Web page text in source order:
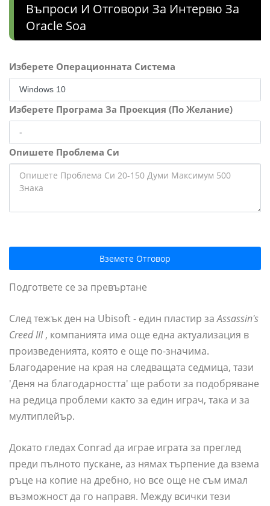
Въпроси И Отговори За Интервю За
Oracle Soa
Изберете Операционната Система
Изберете Програма За Проекция (По Желание)
Опишете Проблема Си
Вземете Отговор
Подгответе се за превъртане
След тежък ден на Ubisoft - един пластир заAssassin's
Creed III, компанията има още една актуализация в
произведенията, която е още по-значима.
Благодарение на края на следващата седмица, тази
'Деня на благодарността' ще работи за подобряване
на редица проблеми както за един играч, така и за
мултиплейър.
Докато гледах Conrad да играе играта за преглед
преди пълното пускане, аз нямах търпение да взема
ръце на копие на дребно, но все още не съм имал
възможност да го направя. Между всички тези